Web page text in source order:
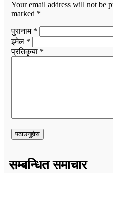
Your email address will not be
marked *
पुरानाम *
इमेल *
प्रतिकृया *
सम्बन्धित समाचार